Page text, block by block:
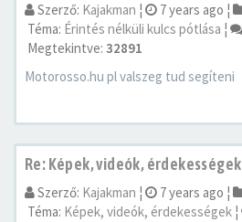
Szerző: Kajakman ¦ 7 years ago ¦
Téma: Érintés nélküli kulcs pótlása ¦
Megtekintve: 32891
Motorosso.hu pl valszeg tud segíteni
Re: Képek, videók, érdekességek
Szerző: Kajakman ¦ 7 years ago ¦
Téma: Képek, videók, érdekességek ¦